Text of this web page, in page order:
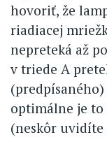
hovoriť, že
riadiacej
nepreteká až
v triede A
optimálne je to
(neskôr uvidíte